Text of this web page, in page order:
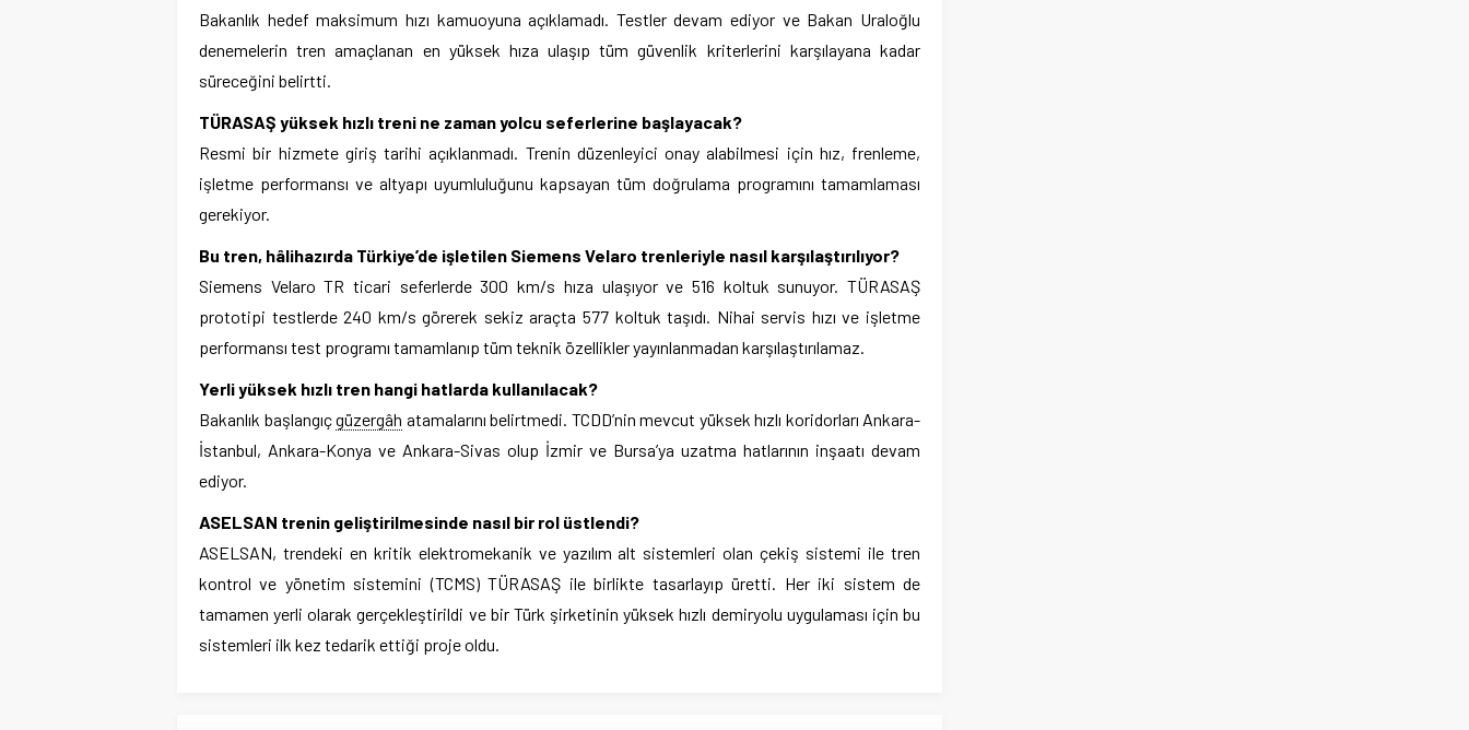
Bakanlık hedef maksimum hızı kamuoyuna açıklamadı. Testler devam ediyor ve Bakan Uraloğlu
denemelerin tren amaçlanan en yüksek hıza ulaşıp tüm güvenlik kriterlerini karşılayana kadar
süreceğini belirtti.
TÜRASAŞ yüksek hızlı treni ne zaman yolcu seferlerine başlayacak?
Resmi bir hizmete giriş tarihi açıklanmadı. Trenin düzenleyici onay alabilmesi için hız, frenleme,
işletme performansı ve altyapı uyumluluğunu kapsayan tüm doğrulama programını tamamlaması
gerekiyor.
Bu tren, hâlihazırda Türkiye’de işletilen Siemens Velaro trenleriyle nasıl karşılaştırılıyor?
Siemens Velaro TR ticari seferlerde 300 km/s hıza ulaşıyor ve 516 koltuk sunuyor. TÜRASAŞ
prototipi testlerde 240 km/s görerek sekiz araçta 577 koltuk taşıdı. Nihai servis hızı ve işletme
performansı test programı tamamlanıp tüm teknik özellikler yayınlanmadan karşılaştırılamaz.
Yerli yüksek hızlı tren hangi hatlarda kullanılacak?
Bakanlık başlangıçgüzergâh atamalarını belirtmedi. TCDD’nin mevcut yüksek hızlı koridorları Ankara-
İstanbul, Ankara-Konya ve Ankara-Sivas olup İzmir ve Bursa’ya uzatma hatlarının inşaatı devam
ediyor.
ASELSAN trenin geliştirilmesinde nasıl bir rol üstlendi?
ASELSAN, trendeki en kritik elektromekanik ve yazılım alt sistemleri olan çekiş sistemi ile tren
kontrol ve yönetim sistemini (TCMS) TÜRASAŞ ile birlikte tasarlayıp üretti. Her iki sistem de
tamamen yerli olarak gerçekleştirildi ve bir Türk şirketinin yüksek hızlı demiryolu uygulaması için bu
sistemleri ilk kez tedarik ettiği proje oldu.